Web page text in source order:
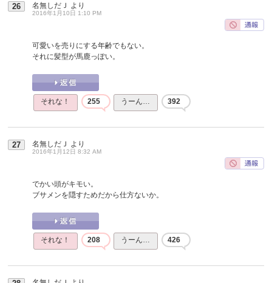
26 名無しだＪ より
2016年1月10日 1:10 PM
可愛いを売りにする年齢でもない。
それに髪型が馬鹿っぽい。
それな！ 255 うーん… 392
27 名無しだＪ より
2016年1月12日 8:32 AM
でかい頭がキモい。
ブサメンを隠すためだから仕方ないか。
それな！ 208 うーん… 426